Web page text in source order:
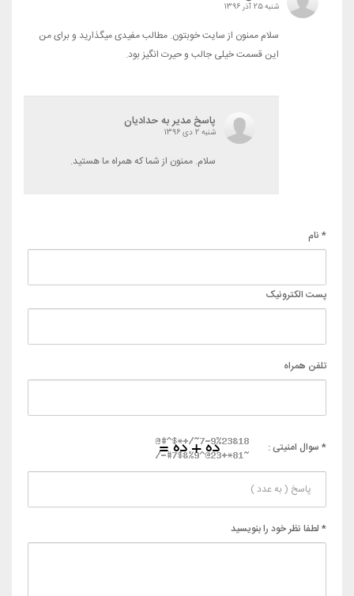
شنبه 25 آذر 1396
سلام ممنون از سایت خوبتون. مطالب مفیدی میگذارید و برای من
این قسمت خیلی جالب و حیرت انگیز بود.
پاسخ مدیر به حدادیان
شنبه 2 دی 1396
سلام. ممنون از شما که همراه ما هستید.
* نام
پست الکترونیک
تلفن همراه
* سوال امنیتی :
* لطفا نظر خود را بنویسید